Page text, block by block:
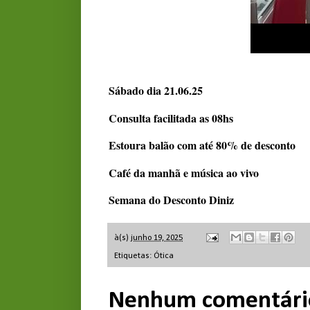
Sábado dia 21.06.25
Consulta facilitada as 08hs
Estoura balão com até 80% de desconto
Café da manhã e música ao vivo
Semana do Desconto Diniz
à(s) junho 19, 2025
Etiquetas: Ótica
Nenhum